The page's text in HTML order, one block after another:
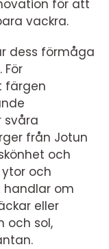
för att
vackra.
dess förmåga
färgen
svåra
från Jotun
och
och
handlar om
eller
och sol,